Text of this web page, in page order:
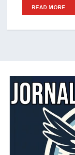
READ MORE